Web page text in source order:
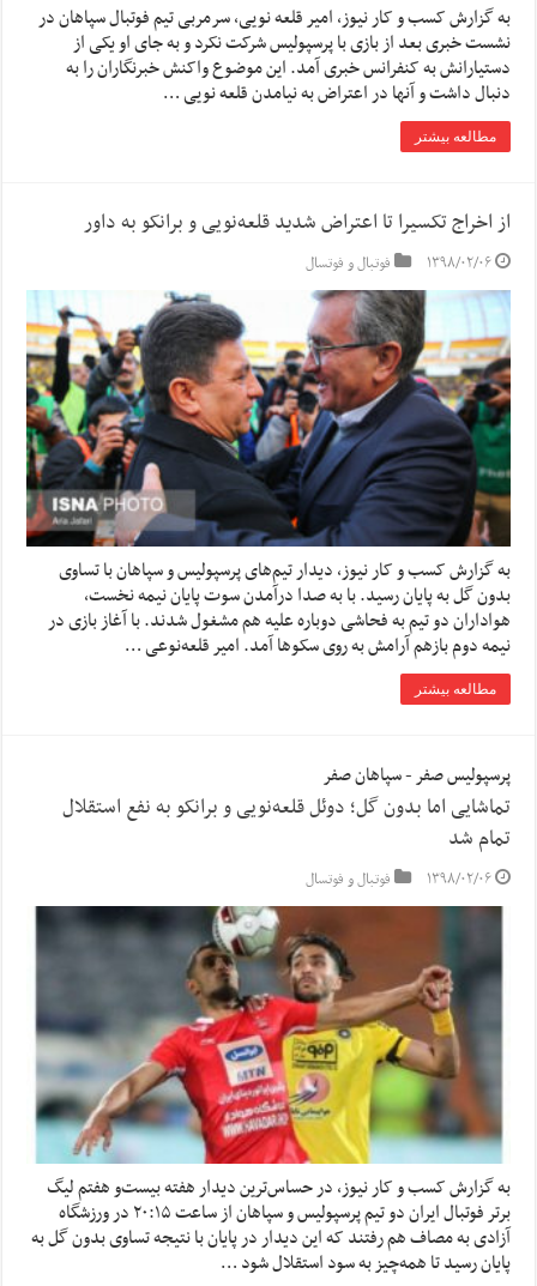
به گزارش کسب و کار نیوز، امیر قلعه نویی، سرمربی تیم فوتبال سپاهان در
نشست خبری بعد از بازی با پرسپولیس شرکت نکرد و به جای او یکی از
دستیارانش به کنفرانس خبری آمد. این موضوع واکنش خبرنگاران را به
دنبال داشت و آنها در اعتراض به نیامدن قلعه نویی …
مطالعه بیشتر
از اخراج تکسیرا تا اعتراض شدید قلعه‌نویی و برانکو به داور
۱۳۹۸/۰۲/۰۶ فوتبال و فوتسال
به گزارش کسب و کار نیوز، دیدار تیم‌های پرسپولیس و سپاهان با تساوی
بدون گل به پایان رسید. با به صدا درآمدن سوت پایان نیمه نخست،
هواداران دو تیم به فحاشی دوباره علیه هم مشغول شدند. با آغاز بازی در
نیمه دوم بازهم آرامش به روی سکوها آمد. امیر قلعه‌نوعی …
مطالعه بیشتر
پرسپولیس صفر - سپاهان صفر
تماشایی اما بدون گل؛ دوئل قلعه‌نویی و برانکو به نفع استقلال
تمام شد
۱۳۹۸/۰۲/۰۶ فوتبال و فوتسال
به گزارش کسب و کار نیوز، در حساس‌ترین دیدار هفته بیست‌و هفتم لیگ
برتر فوتبال ایران دو تیم پرسپولیس و سپاهان از ساعت ۲۰:۱۵ در ورزشگاه
آزادی به مصاف هم رفتند که این دیدار در پایان با نتیجه تساوی بدون گل به
پایان رسید تا همه‌چیز به سود استقلال شود …